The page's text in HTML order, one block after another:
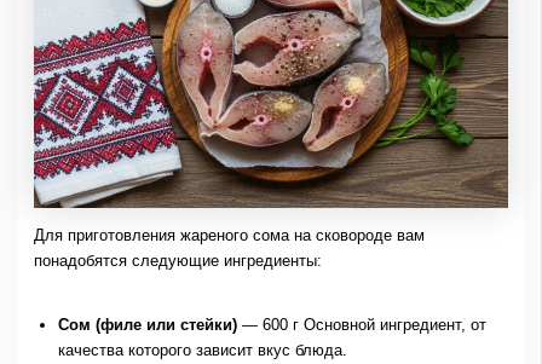
Для приготовления жареного сома на сковороде вам
понадобятся следующие ингредиенты:
Сом (филе или стейки)— 600 г Основной ингредиент, от
качества которого зависит вкус блюда.